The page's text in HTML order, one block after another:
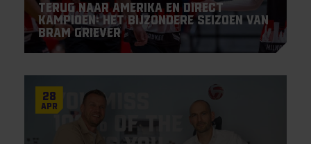
Terug naar Amerika en direct
kampioen: het bijzondere seizoen van
Bram Griever
28
Apr